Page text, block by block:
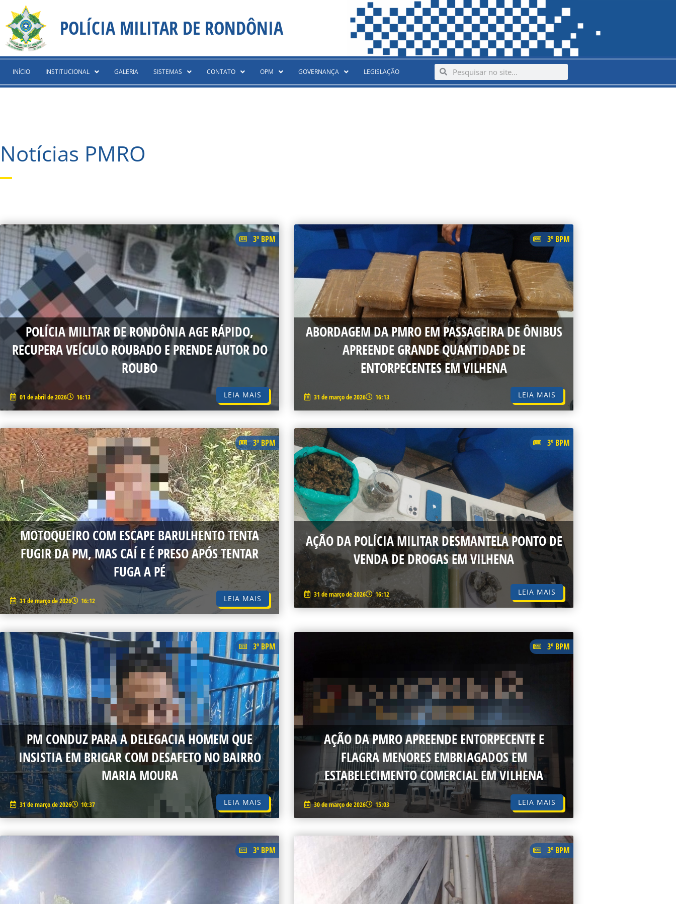
content
para
conteúdo
POLÍCIA MILITAR DE RONDÔNIA
INÍCIO INSTITUCIONAL GALERIA SISTEMAS CONTATO OPM GOVERNANÇA LEGISLAÇÃO SearchSearch
Notícias PMRO
3º BPM
POLÍCIA MILITAR DE RONDÔNIA AGE RÁPIDO,
RECUPERA VEÍCULO ROUBADO E PRENDE AUTOR DO
ROUBO
01 de abril de 2026 16:13 LEIA MAIS
3º BPM
ABORDAGEM DA PMRO EM PASSAGEIRA DE ÔNIBUS
APREENDE GRANDE QUANTIDADE DE
ENTORPECENTES EM VILHENA
31 de março de 2026 16:13 LEIA MAIS
3º BPM
MOTOQUEIRO COM ESCAPE BARULHENTO TENTA
FUGIR DA PM, MAS CAÍ E É PRESO APÓS TENTAR
FUGA A PÉ
31 de março de 2026 16:12 LEIA MAIS
3º BPM
AÇÃO DA POLÍCIA MILITAR DESMANTELA PONTO DE
VENDA DE DROGAS EM VILHENA
31 de março de 2026 16:12 LEIA MAIS
3º BPM
PM CONDUZ PARA A DELEGACIA HOMEM QUE
INSISTIA EM BRIGAR COM DESAFETO NO BAIRRO
MARIA MOURA
31 de março de 2026 10:37 LEIA MAIS
3º BPM
AÇÃO DA PMRO APREENDE ENTORPECENTE E
FLAGRA MENORES EMBRIAGADOS EM
ESTABELECIMENTO COMERCIAL EM VILHENA
30 de março de 2026 15:03 LEIA MAIS
3º BPM 3º BPM
PAGEPAGEPAGEPAGEPAGEPAGEPAGEPAGEPAGEPAGE